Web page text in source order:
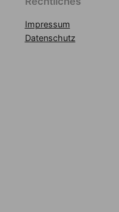
Impressum
Datenschutz